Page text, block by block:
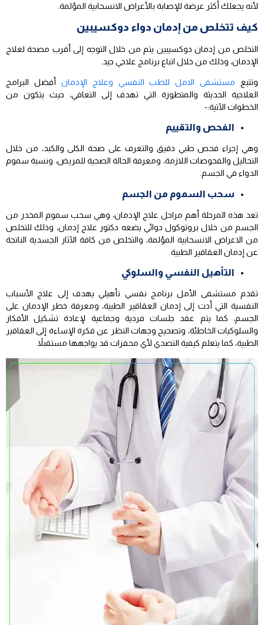
لأنه يجعلك أكثر عرضة للإصابة بالأعراض الانسحابية المؤلمة.
كيف تتخلص من إدمان دواء دوكسيبين
التخلص من إدمان دوكسيبين يتم من خلال التوجه إلى أقرب مصحة لعلاج
الإدمان، وذلك من خلال اتباع برنامج علاجي جيد.
وتتبع مستشفى الامل للطب النفسي وعلاج الإدمان أفضل البرامج
العلاجية الحديثة والمتطورة التي تهدف إلى التعافي، حيث يتكون من
الخطوات الآتية:-
الفحص والتقييم
وهي إجراء فحص طبي دقيق والتعرف على صحة الكلى والكبد، من خلال
التحاليل والفحوصات اللازمة، ومعرفة الحالة الصحية للمريض، ونسبة سموم
الدواء في الجسم.
سحب السموم من الجسم
تعد هذه المرحلة أهم مراحل علاج الإدمان، وهي سحب سموم المخدر من
الجسم من خلال بروتوكول دوائي يضعه دكتور علاج إدمان، وذلك للتخلص
من الاعراض الانسحابية المؤلمة، والتخلص من كافة الآثار الجسدية الناتجة
عن إدمان العقاقير الطبية.
التأهيل النفسي والسلوكي
تقدم مستشفى الأمل برنامج نفسي تأهيلي يهدف إلى علاج الأسباب
النفسية التي أدت إلى إدمان العقاقير الطبية، ومعرفة خطر الإدمان على
الجسم، كما يتم عقد جلسات فردية وجماعية لإعادة تشكيل الأفكار
والسلوكيات الخاطئة، وتصحيح وجهات النظر عن فكرة الإساءة إلى العقاقير
الطبية، كما يتعلم كيفية التصدي لأي محفزات قد يواجهها مستقبلاً.